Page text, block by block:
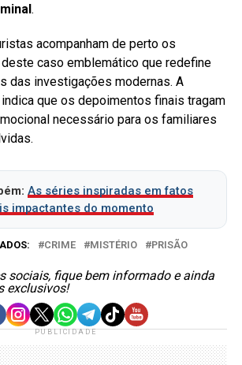
.
acompanham de perto os
caso emblemático que redefine
das investigações modernas. A
que os depoimentos finais tragam
necessário para os familiares
As séries inspiradas em fatos
impactantes do momento
CRIME MISTÉRIO PRISÃO
sociais, fique bem informado e ainda
exclusivos!
PUBLICIDADE